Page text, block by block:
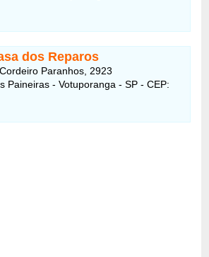
dos Reparos
Paranhos, 2923
Paineiras - Votuporanga - SP - CEP: